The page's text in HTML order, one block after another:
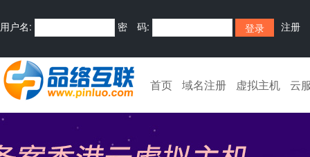
用户名: 密 码: 注册
首页 域名注册 虚拟主机 云